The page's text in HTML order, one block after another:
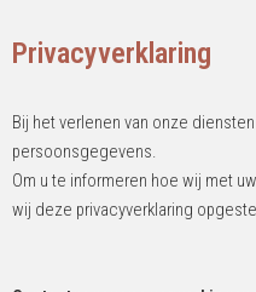
Privacyverklaring
Bij het verlenen van onze
persoonsgegevens.
Om u te informeren hoe wij met
wij deze privacyverklaring